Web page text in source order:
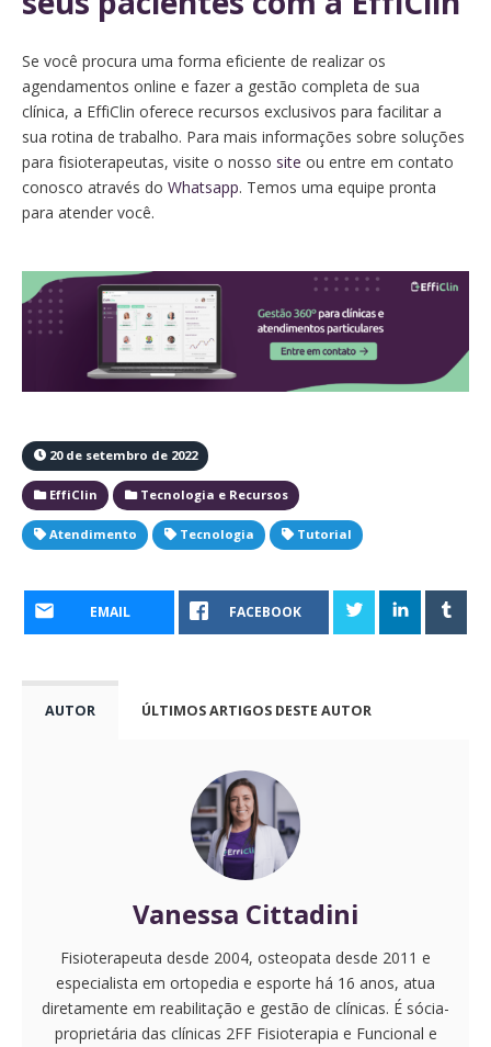
Se você procura uma forma eficiente de realizar os
agendamentos online e fazer a gestão completa de sua
clínica, a EffiClin oferece recursos exclusivos para facilitar a
sua rotina de trabalho. Para mais informações sobre soluções
para fisioterapeutas, visite o nosso site ou entre em contato
conosco através do Whatsapp. Temos uma equipe pronta
para atender você.
20 de setembro de 2022
EffiClin Tecnologia e Recursos
Atendimento Tecnologia Tutorial
EMAIL FACEBOOK
AUTOR ÚLTIMOS ARTIGOS DESTE AUTOR
Vanessa Cittadini
Fisioterapeuta desde 2004, osteopata desde 2011 e
especialista em ortopedia e esporte há 16 anos, atua
diretamente em reabilitação e gestão de clínicas. É sócia-
proprietária das clínicas 2FF Fisioterapia e Funcional e